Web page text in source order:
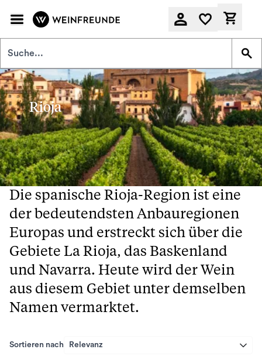
Rioja
Die spanische Rioja-Region ist eine
der bedeutendsten Anbauregionen
Europas und erstreckt sich über die
Gebiete La Rioja, das Baskenland
und Navarra. Heute wird der Wein
aus diesem Gebiet unter demselben
Namen vermarktet.
Sortieren nach Relevanz